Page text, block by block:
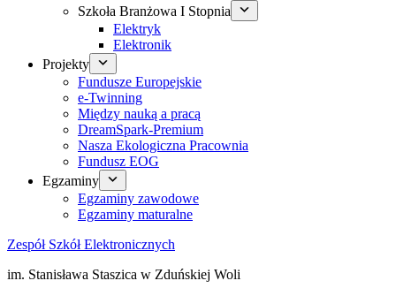
Szkoła Branżowa I Stopnia
Elektryk
Elektronik
Projekty
Fundusze Europejskie
e-Twinning
Między nauką a pracą
DreamSpark-Premium
Nasza Ekologiczna Pracownia
Fundusz EOG
Egzaminy
Egzaminy zawodowe
Egzaminy maturalne
Zespół Szkół Elektronicznych
im. Stanisława Staszica w Zduńskiej Woli